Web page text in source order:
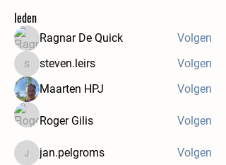
leden
Ragnar De Quick Volgen
steven.leirs
steven.leirs
Volgen
Maarten HPJ
Volgen
Roger Gilis Volgen
jan.pelgroms
jan.pelgroms
Volgen